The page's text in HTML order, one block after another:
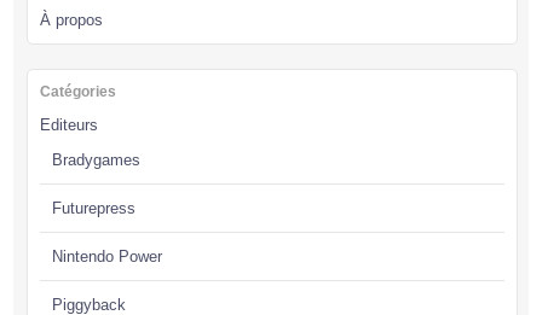
À propos
Catégories
Editeurs
Bradygames
Futurepress
Nintendo Power
Piggyback